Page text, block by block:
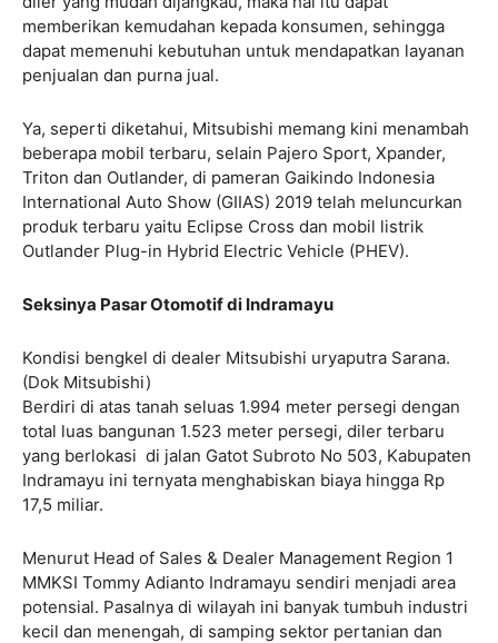
memberikan kemudahan kepada konsumen, sehingga
dapat memenuhi kebutuhan untuk mendapatkan layanan
penjualan dan purna jual.
Ya, seperti diketahui, Mitsubishi memang kini menambah
beberapa mobil terbaru, selain Pajero Sport, Xpander,
Triton dan Outlander, di pameran Gaikindo Indonesia
International Auto Show (GIIAS) 2019 telah meluncurkan
produk terbaru yaitu Eclipse Cross dan mobil listrik
Outlander Plug-in Hybrid Electric Vehicle (PHEV).
Seksinya Pasar Otomotif di Indramayu
Kondisi bengkel di dealer Mitsubishi uryaputra Sarana.
(Dok Mitsubishi)
Berdiri di atas tanah seluas 1.994 meter persegi dengan
total luas bangunan 1.523 meter persegi, diler terbaru
yang berlokasi di jalan Gatot Subroto No 503, Kabupaten
Indramayu ini ternyata menghabiskan biaya hingga Rp
17,5 miliar.
Menurut Head of Sales & Dealer Management Region 1
MMKSI Tommy Adianto Indramayu sendiri menjadi area
potensial. Pasalnya di wilayah ini banyak tumbuh industri
kecil dan menengah, di samping sektor pertanian dan